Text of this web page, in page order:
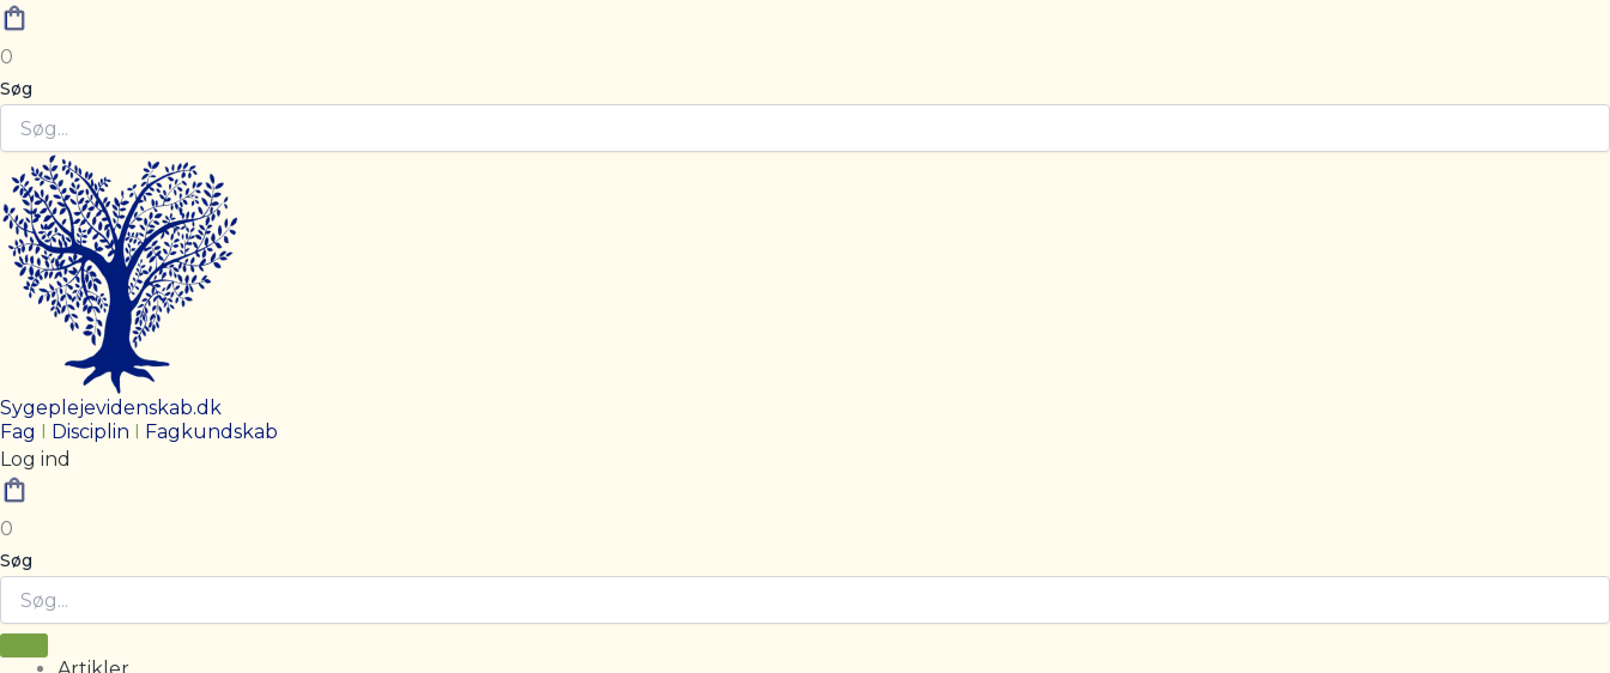
0
Søg
Sygeplejevidenskab.dk
Fag I Disciplin I Fagkundskab
Log ind
0
Søg